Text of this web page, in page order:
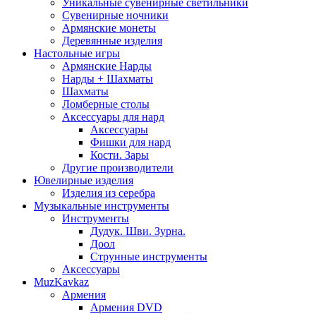
Уникальные сувенирные светильники
Сувенирные ночники
Армянские монеты
Деревянные изделия
Настольные игры
Армянские Нарды
Нарды + Шахматы
Шахматы
Ломберные столы
Аксессуары для нард
Аксессуары
Фишки для нард
Кости. Зары
Другие производители
Ювелирные изделия
Изделия из серебра
Музыкальные инструменты
Инструменты
Дудук. Шви. Зурна.
Доол
Струнные инструменты
Аксессуары
MuzKavkaz
Армения
Армения DVD